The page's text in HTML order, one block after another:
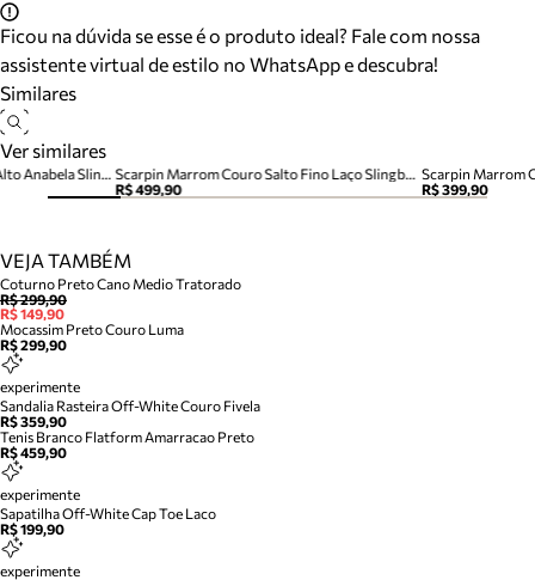
Ficou na dúvida se esse é o produto ideal? Fale com nossa
assistente virtual de estilo no WhatsApp e descubra!
Similares
Ver similares
Scarpin Marrom Couro Salto Fino Laço Slingback
R$ 499,90
Scarpin Marrom
R$ 399,90
Scarpin Marrom Couro Salto Alto Anabela Slingback
VEJA TAMBÉM
Coturno Preto Cano Medio Tratorado
R$ 299,90
R$ 149,90
Mocassim Preto Couro Luma
R$ 299,90
experimente
Sandalia Rasteira Off-White Couro Fivela
R$ 359,90
Tenis Branco Flatform Amarracao Preto
R$ 459,90
experimente
Sapatilha Off-White Cap Toe Laco
R$ 199,90
experimente